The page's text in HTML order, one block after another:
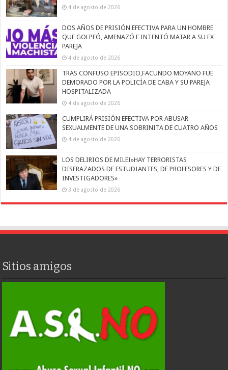
4 de agosto de 2026
DOS AÑOS DE PRISIÓN EFECTIVA PARA UN HOMBRE
QUE GOLPEÓ, AMENAZÓ E INTENTÓ MATAR A SU EX
PAREJA
4 de agosto de 2026
TRAS CONFUSO EPISODIO,FACUNDO MOYANO FUE
DEMORADO POR LA POLICÍA DE CABA Y SU PAREJA
HOSPITALIZADA
4 de agosto de 2026
CUMPLIRÁ PRISIÓN EFECTIVA POR ABUSAR
SEXUALMENTE DE UNA SOBRINITA DE CUATRO AÑOS
4 de agosto de 2026
LOS DELIRIOS DE MILEI»HAY TERRORISTAS
DISFRAZADOS DE ESTUDIANTES, DE PROFESORES Y DE
INVESTIGADORES»
3 de agosto de 2026
Sitios amigos